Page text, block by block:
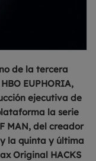
de la tercera
EUPHORIA,
ejecutiva de
la serie
MAN, del creador
la quinta y última
Original HACKS